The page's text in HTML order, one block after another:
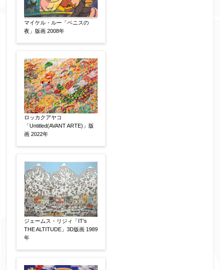
マイケル・ルー「ベニスの
夜」版画 2008年
ロッカクアヤコ
「Untitled(AVANT ARTE)」版
画 2022年
ジェームス・リジィ「IT’s
THE ALTITUDE」3D版画 1989
年